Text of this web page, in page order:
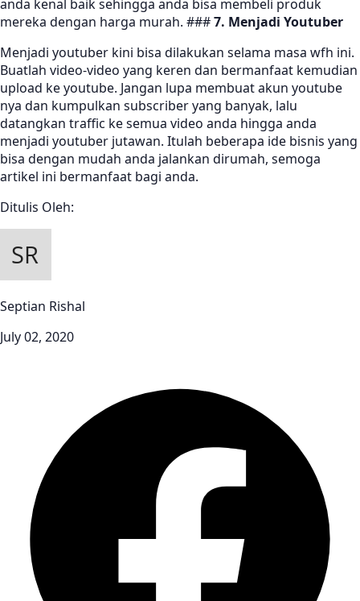
anda kenal baik sehingga anda bisa membeli produk
mereka dengan harga murah. ###7. Menjadi Youtuber
Menjadi youtuber kini bisa dilakukan selama masa wfh ini.
Buatlah video-video yang keren dan bermanfaat kemudian
upload ke youtube. Jangan lupa membuat akun youtube
nya dan kumpulkan subscriber yang banyak, lalu
datangkan traffic ke semua video anda hingga anda
menjadi youtuber jutawan. Itulah beberapa ide bisnis yang
bisa dengan mudah anda jalankan dirumah, semoga
artikel ini bermanfaat bagi anda.
Ditulis Oleh:
Septian Rishal
July 02, 2020